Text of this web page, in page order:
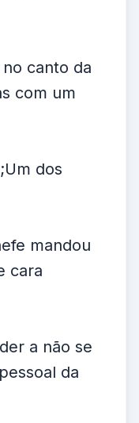
canto da
com um
dos
mandou
cara
a não se
da